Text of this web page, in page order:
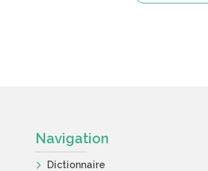
Navigation
Dictionnaire